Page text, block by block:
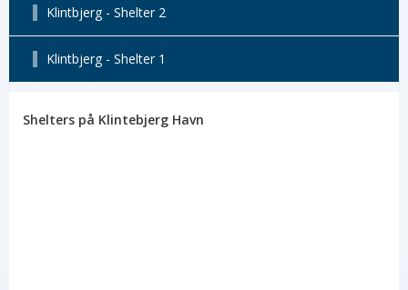
Klintbjerg - Shelter 2
Klintbjerg - Shelter 1
Shelters på Klintebjerg Havn